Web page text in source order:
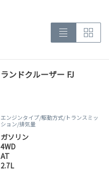
ランドクルーザー FJ
エンジンタイプ/駆動方式/トランスミッ
ション/排気量
ガソリン
4WD
AT
2.7L